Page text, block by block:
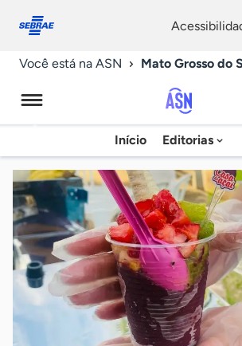
conosco
Você está na ASN Mato Grosso do
de
Início Editorias